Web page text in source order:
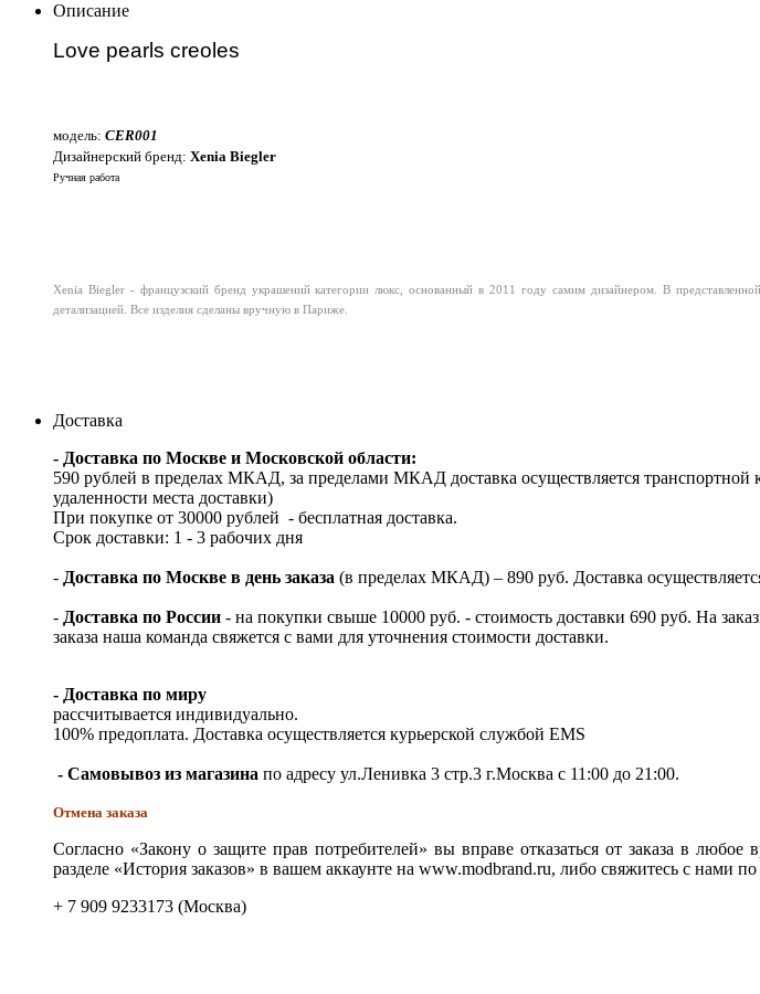
Описание
Love pearls creoles
модель: CER001
Дизайнерский бренд: Xenia Biegler
Ручная работа
Xenia Biegler - французский бренд украшений категории люкс, основанный в 2011 году самим дизайнером. В
детализацией. Все изделия сделаны вручную в Париже.
Доставка
- Доставка по Москве и Московской области:
590 рублей в пределах МКАД, за пределами МКАД доставка осуществляется транспортной
удаленности места доставки)
При покупке от 30000 рублей - бесплатная доставка.
Срок доставки: 1 - 3 рабочих дня
- Доставка по Москве в день заказа (в пределах МКАД) – 890 руб. Доставка
- Доставка по России - на покупки свыше 10000 руб. - стоимость доставки 690 руб. На
заказа наша команда свяжется с вами для уточнения стоимости доставки.
- Доставка по миру
рассчитывается индивидуально.
100% предоплата. Доставка осуществляется курьерской службой EMS
- Самовывоз из магазина по адресу ул.Ленивка 3 стр.3 г.Москва с 11:00 до 21:00.
Отмена заказа
Согласно «Закону о защите прав потребителей» вы вправе отказаться от заказа в
разделе «История заказов» в вашем аккаунте на www.modbrand.ru, либо свяжитесь с нами
+ 7 909 9233173 (Москва)